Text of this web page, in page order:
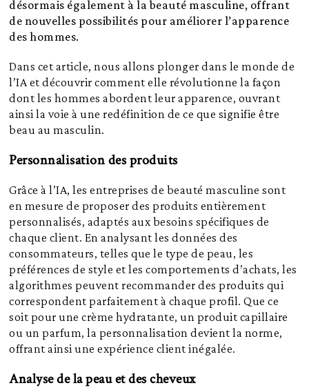
désormais également à la beauté masculine, offrant
de nouvelles possibilités pour améliorer l’apparence
des hommes.
Dans cet article, nous allons plonger dans le monde de
l’IA et découvrir comment elle révolutionne la façon
dont les hommes abordent leur apparence, ouvrant
ainsi la voie à une redéfinition de ce que signifie être
beau au masculin.
Personnalisation des produits
Grâce à l’IA, les entreprises de beauté masculine sont
en mesure de proposer des produits entièrement
personnalisés, adaptés aux besoins spécifiques de
chaque client. En analysant les données des
consommateurs, telles que le type de peau, les
préférences de style et les comportements d’achats, les
algorithmes peuvent recommander des produits qui
correspondent parfaitement à chaque profil. Que ce
soit pour une crème hydratante, un produit capillaire
ou un parfum, la personnalisation devient la norme,
offrant ainsi une expérience client inégalée.
Analyse de la peau et des cheveux